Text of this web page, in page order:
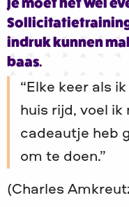
je moet het wel
indruk kunnen
baas.
Elke keer als
huis rijd, voel ik
cadeautje heb
om te doen.
(Charles